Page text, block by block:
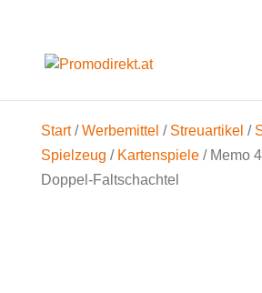
Start/Werbemittel / Streuartikel /
Spielzeug / Kartenspiele/ Memo
Doppel-Faltschachtel